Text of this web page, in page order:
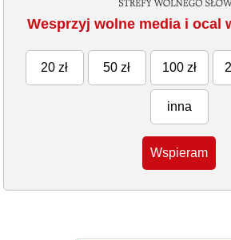
Wesprzyj wolne media i ocal
20 zł 50 zł 100 zł
inna
Wspieram